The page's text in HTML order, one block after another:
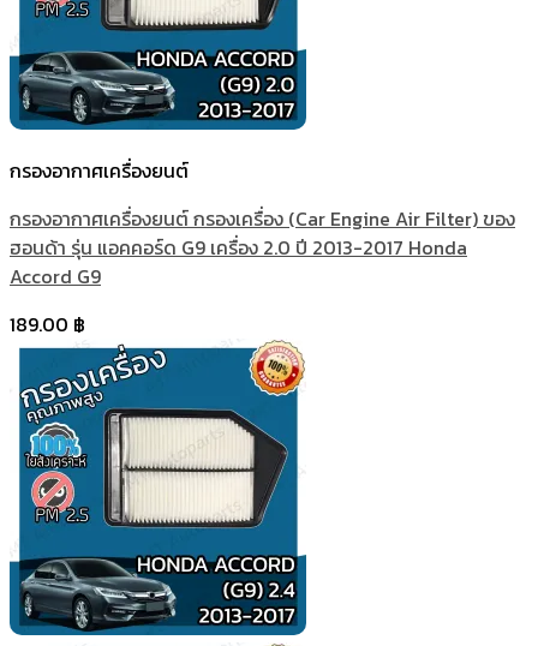
กรองอากาศเครื่องยนต์
กรองอากาศเครื่องยนต์ กรองเครื่อง (Car Engine Air Filter) ของ
ฮอนด้า รุ่น แอคคอร์ด G9 เครื่อง 2.0 ปี 2013-2017 Honda
Accord G9
189.00 ฿